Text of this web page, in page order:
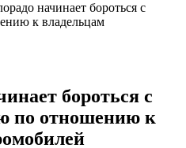
начинает бороться с
к владельцам
бороться с
по отношению к